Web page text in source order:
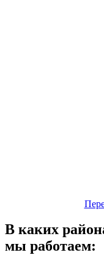
В каких
мы работаем: